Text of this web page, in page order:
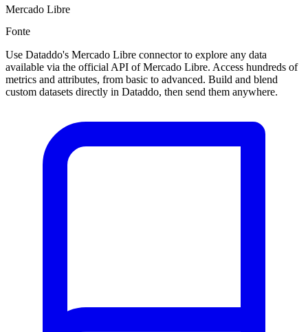
Mercado Libre
Fonte
Use Dataddo's Mercado Libre connector to explore any data
available via the official API of Mercado Libre. Access hundreds of
metrics and attributes, from basic to advanced. Build and blend
custom datasets directly in Dataddo, then send them anywhere.